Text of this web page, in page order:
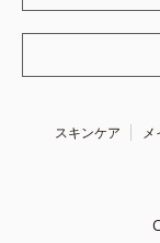
スキンケア メ